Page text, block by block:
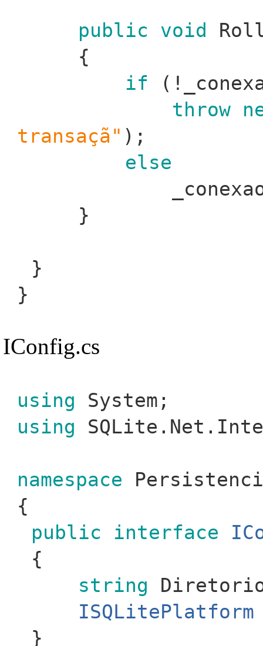
public void
{
if
throw
transaçã" );
else
}
}
}
IConfig.cs
using System;
using
namespace
{
public
interface
{
string
ISQLitePlatform
}